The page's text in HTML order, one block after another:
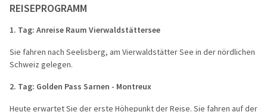
REISEPROGRAMM
1. Tag: Anreise Raum Vierwaldstättersee
Sie fahren nach Seelisberg, am Vierwaldstätter See in der nördlichen
Schweiz gelegen.
2. Tag: Golden Pass Sarnen - Montreux
Heute erwartet Sie der erste Höhepunkt der Reise. Sie fahren auf der